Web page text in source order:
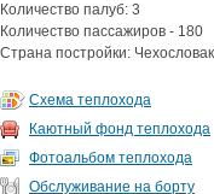
Количество палуб: 3
Количество пассажиров - 180
Страна постройки:
Схема теплохода
Каютный фонд теплохода
Фотоальбом теплохода
Обслуживание на борту